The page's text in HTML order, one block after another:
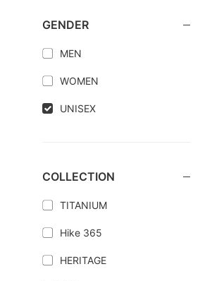
GENDER
MEN
WOMEN
UNISEX
COLLECTION
TITANIUM
Hike 365
HERITAGE